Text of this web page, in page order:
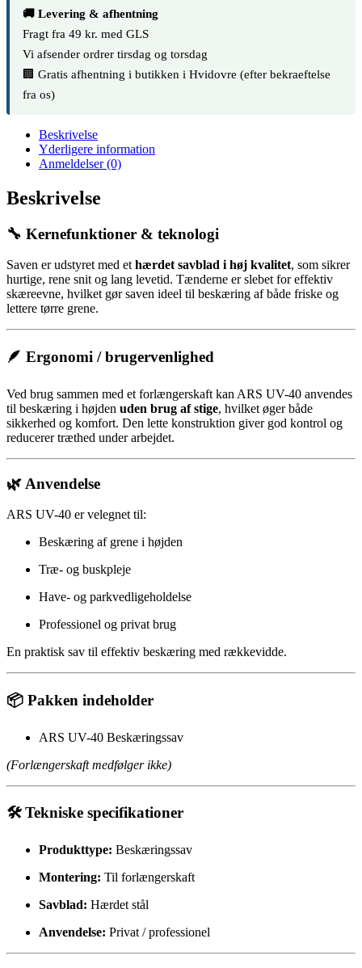
🚚 Levering & afhentning
Fragt fra 49 kr. med GLS
Vi afsender ordrer tirsdag og torsdag
🏢 Gratis afhentning i butikken i Hvidovre (efter bekraeftelse
fra os)
Beskrivelse
Yderligere information
Anmeldelser (0)
Beskrivelse
🔧 Kernefunktioner & teknologi
Saven er udstyret med et hærdet savblad i høj kvalitet, som sikrer
hurtige, rene snit og lang levetid. Tænderne er slebet for effektiv
skæreevne, hvilket gør saven ideel til beskæring af både friske og
lettere tørre grene.
🪶 Ergonomi / brugervenlighed
Ved brug sammen med et forlængerskaft kan ARS UV-40 anvendes
til beskæring i højden uden brug af stige, hvilket øger både
sikkerhed og komfort. Den lette konstruktion giver god kontrol og
reducerer træthed under arbejdet.
🌿 Anvendelse
ARS UV-40 er velegnet til:
Beskæring af grene i højden
Træ- og buskpleje
Have- og parkvedligeholdelse
Professionel og privat brug
En praktisk sav til effektiv beskæring med rækkevidde.
📦 Pakken indeholder
ARS UV-40 Beskæringssav
(Forlængerskaft medfølger ikke)
🛠️ Tekniske specifikationer
Produkttype: Beskæringssav
Montering: Til forlængerskaft
Savblad: Hærdet stål
Anvendelse: Privat / professionel